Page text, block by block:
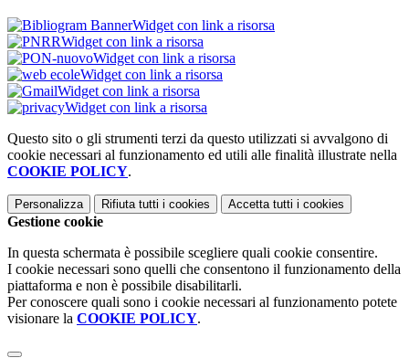
Widget con link a risorsa
Widget con link a risorsa
Widget con link a risorsa
Widget con link a risorsa
Widget con link a risorsa
Widget con link a risorsa
Questo sito o gli strumenti terzi da questo utilizzati si avvalgono di
cookie necessari al funzionamento ed utili alle finalità illustrate nella
COOKIE POLICY.
Personalizza Rifiuta tutti i cookies Accetta tutti i cookies
Gestione cookie
In questa schermata è possibile scegliere quali cookie consentire.
I cookie necessari sono quelli che consentono il funzionamento della
piattaforma e non è possibile disabilitarli.
Per conoscere quali sono i cookie necessari al funzionamento potete
visionare la COOKIE POLICY.